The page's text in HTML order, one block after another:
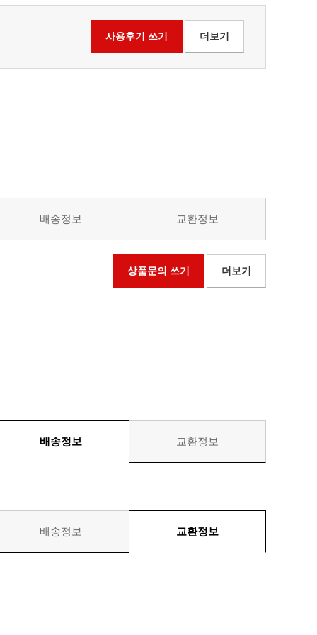
사용후기 쓰기 더보기
배송정보 교환정보
상품문의 쓰기 더보기
배송정보 교환정보
배송정보 교환정보